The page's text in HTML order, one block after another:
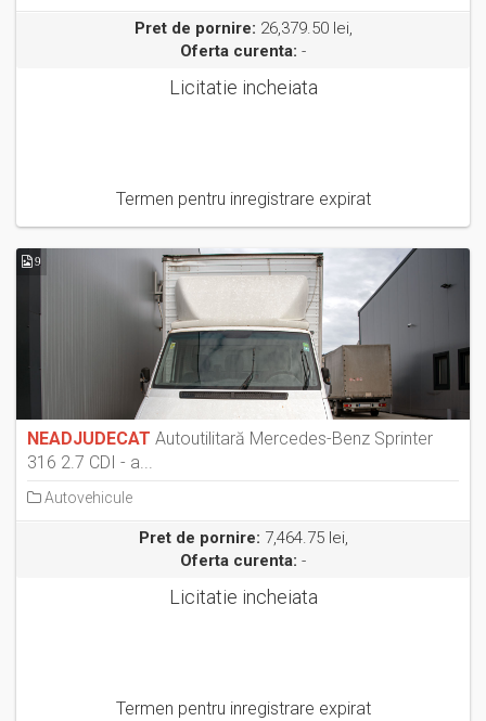
Pret de pornire: 26,379.50 lei,
Oferta curenta: -
Licitatie incheiata
Termen pentru inregistrare expirat
9
NEADJUDECAT Autoutilitară Mercedes-Benz Sprinter
316 2.7 CDI - a...
Autovehicule
Pret de pornire: 7,464.75 lei,
Oferta curenta: -
Licitatie incheiata
Termen pentru inregistrare expirat